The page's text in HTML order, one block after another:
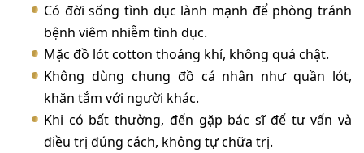
Có đời sống tình dục lành mạnh để phòng tránh
bệnh viêm nhiễm tình dục.
Mặc đồ lót cotton thoáng khí, không quá chật.
Không dùng chung đồ cá nhân như quần lót,
khăn tắm với người khác.
Khi có bất thường, đến gặp bác sĩ để tư vấn và
điều trị đúng cách, không tự chữa trị.